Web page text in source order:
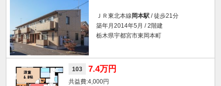
ＪＲ東北本線岡本駅 / 徒歩21分
築年月2014年5月 / 2階建
栃木県宇都宮市東岡本町
103 7.4万円
4,000円